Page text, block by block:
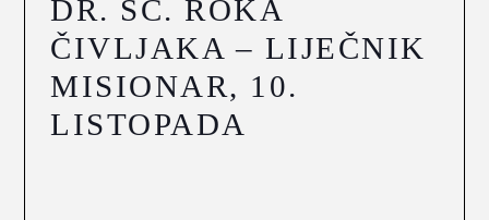
DR. SC. ROKA
ČIVLJAKA – LIJEČNIK
MISIONAR, 10.
LISTOPADA